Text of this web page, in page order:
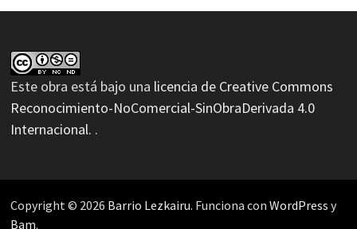
Este obra está bajo una licencia de Creative Commons
Reconocimiento-NoComercial-SinObraDerivada 4.0
Internacional. .
Copyright © 2026 Barrio Lezkairu. Funciona con WordPress y
Bam.